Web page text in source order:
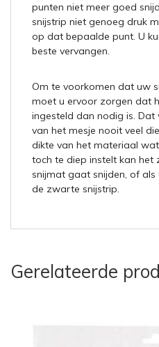
punten niet meer goed
snijstrip niet genoeg druk
op dat bepaalde punt. U
beste vervangen.
Om te voorkomen dat uw
moet u ervoor zorgen dat
ingesteld dan nodig is.
van het mesje nooit veel
dikte van het materiaal
toch te diep instelt kan het
snijmat gaat snijden, of
de zwarte snijstrip.
Gerelateerde